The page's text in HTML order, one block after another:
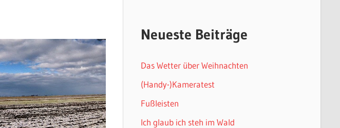
Neueste Beiträge
Das Wetter über Weihnachten
(Handy-)Kameratest
Fußleisten
Ich glaub ich steh im Wald